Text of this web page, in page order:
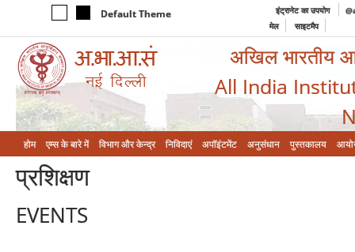
Default Theme इंट्रानेट का उपयोग
मेल
साइटमैप
अखिल भारतीय
All India
होम एम्‍स के बारे में विभाग और केन्‍द्र निविदाएं अपॉइंटमेंट अनुसंधान पुस्तकालय
प्रशिक्षण
EVENTS